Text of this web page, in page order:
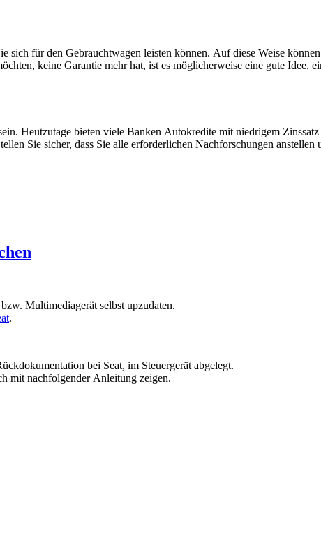
sich für den Gebrauchtwagen leisten können. Auf diese Weise
keine Garantie mehr hat, ist es möglicherweise eine gute Idee,
Heutzutage bieten viele Banken Autokredite mit niedrigem
Sie sicher, dass Sie alle erforderlichen Nachforschungen anstellen
Multimediagerät selbst upzudaten.
.
bei Seat, im Steuergerät abgelegt.
mit nachfolgender Anleitung zeigen.